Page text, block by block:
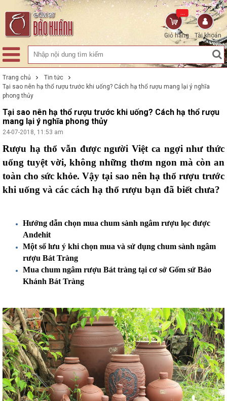
Tài khoản
Giỏ hàng
...
Trang chủ
Tin tức
Tại sao nên hạ thổ rượu trước khi uống? Cách hạ thổ rượu mang lại ý nghĩa
phong thủy
Tại sao nên hạ thổ rượu trước khi uống? Cách hạ thổ rượu
mang lại ý nghĩa phong thủy
24-07-2018, 11:53 am
Rượu hạ thổ vẫn được người Việt ca ngợi như thức
uống tuyệt vời, không những thơm ngon mà còn an
toàn cho sức khỏe. Vậy tại sao nên hạ thổ rượu trước
khi uống và các cách hạ thổ rượu bạn đã biết chưa?
Hướng dẫn chọn mua chum sành ngâm rượu lọc được
Andehit
Một số lưu ý khi chọn mua và sử dụng chum sành ngâm
rượu Bát Tràng
Mua chum ngâm rượu Bát tràng tại cơ sở Gốm sứ Bảo
Khánh Bát Tràng